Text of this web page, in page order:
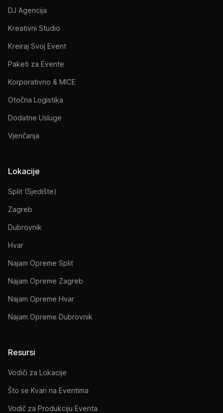
DJ Agencija
Kreativni Studio
Kreiraj Svoj Event
Paketi za Evente
Korporativno & MICE
Otočna Logistika
Dodatne Usluge
Vjenčanja
Lokacije
Split (Sjedište)
Zagreb
Dubrovnik
Hvar
Najam Opreme Split
Najam Opreme Zagreb
Najam Opreme Hvar
Najam Opreme Dubrovnik
Resursi
Vodiči za Lokacije
Što se Kvari na Eventima
Vodič za Produkciju Eventa